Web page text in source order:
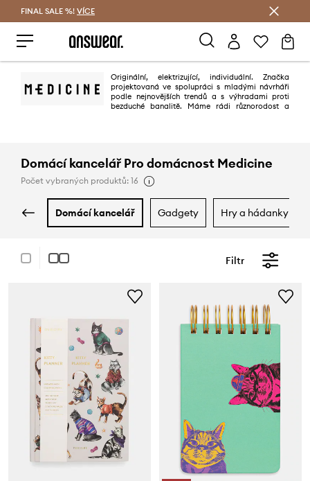
FINAL SALE %! VÍCE
Originální, elektrizující, individuální. Značka
projektovaná ve spolupráci s mladými návrháři
podle nejnovějších trendů a s výhradami proti
bezduché banalitě. Máme rádi různorodost a
Domácí kancelář Pro domácnost Medicine
Počet vybraných produktů: 16
domácí kancelář gadgety hry a hádanky
Filtr